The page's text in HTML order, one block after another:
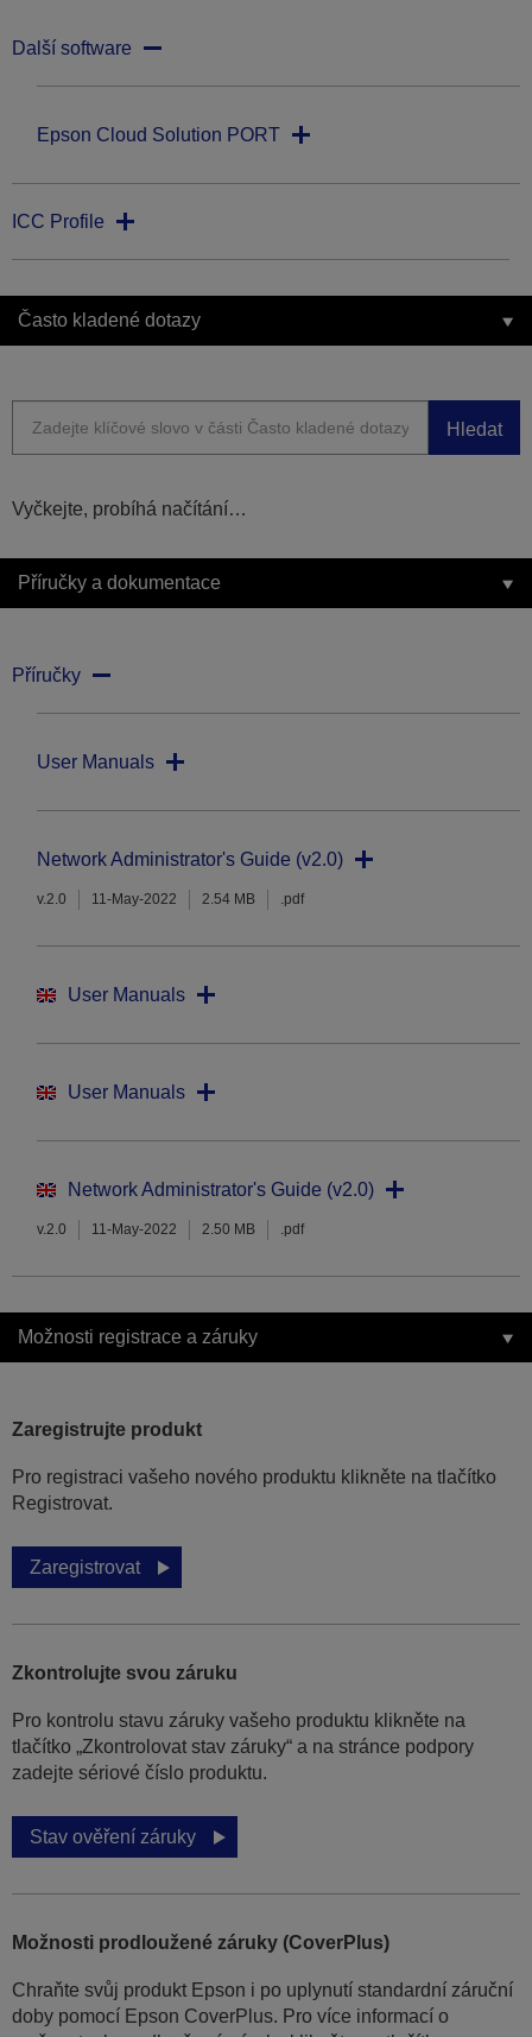
Další software
Epson Cloud Solution PORT
ICC Profile
Často kladené dotazy
Hledat
Vyčkejte, probíhá načítání…
Příručky a dokumentace
Příručky
User Manuals
Network Administrator's Guide (v2.0)
v.2.0 11-May-2022 2.54 MB .pdf
User Manuals
User Manuals
Network Administrator's Guide (v2.0)
v.2.0 11-May-2022 2.50 MB .pdf
Možnosti registrace a záruky
Zaregistrujte produkt
Pro registraci vašeho nového produktu klikněte na tlačítko
Registrovat.
Zaregistrovat
Zkontrolujte svou záruku
Pro kontrolu stavu záruky vašeho produktu klikněte na
tlačítko „Zkontrolovat stav záruky“ a na stránce podpory
zadejte sériové číslo produktu.
Stav ověření záruky
Možnosti prodloužené záruky (CoverPlus)
Chraňte svůj produkt Epson i po uplynutí standardní záruční
doby pomocí Epson CoverPlus. Pro více informací o